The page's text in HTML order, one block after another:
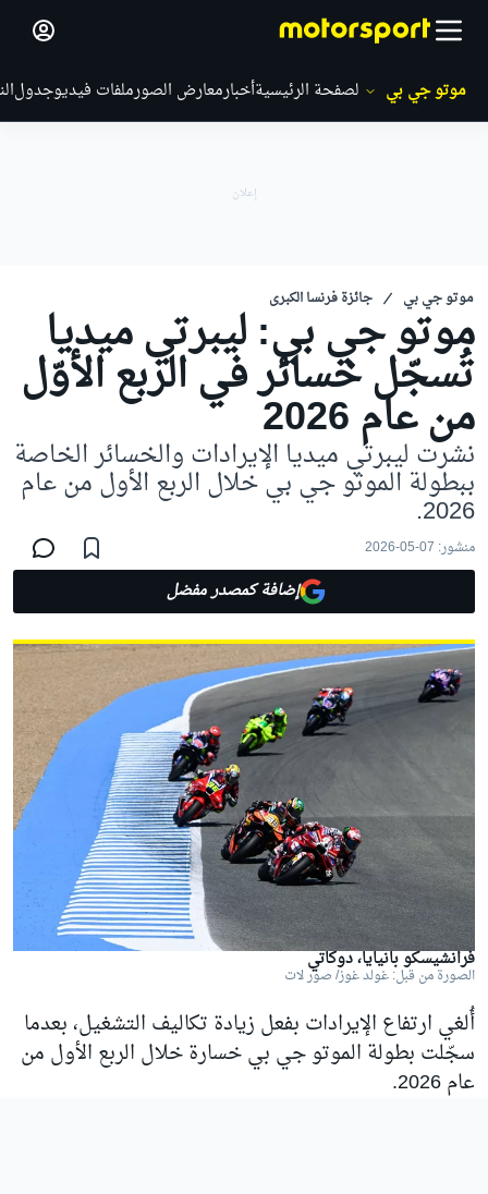
موتو جي بي الصفحة الرئيسيةأخبارمعارض الصورملفات فيديوجدول
موتو جي بي جائزة فرنسا الكبرى
موتو جي بي: ليبرتي ميديا
تُسجّل خسائر في الربع الأوّل
من عام 2026
نشرت ليبرتي ميديا الإيرادات والخسائر الخاصة
ببطولة الموتو جي بي خلال الربع الأول من عام
2026.
منشور: 07-05-2026
إضافة كمصدر مفضل
فرانشيسكو بانيايا، دوكاتي
الصورة من قبل: غولد غوز/ صور لات
أُلغي ارتفاع الإيرادات بفعل زيادة تكاليف التشغيل، بعدما
سجّلت بطولة الموتو جي بي خسارة خلال الربع الأول من
عام 2026.